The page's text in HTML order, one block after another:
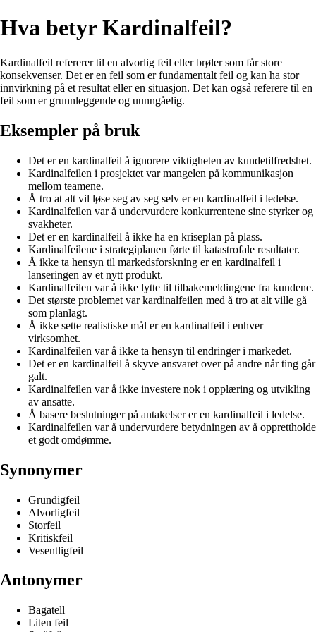
Hva betyr Kardinalfeil?
Kardinalfeil refererer til en alvorlig feil eller brøler som får store
konsekvenser. Det er en feil som er fundamentalt feil og kan ha stor
innvirkning på et resultat eller en situasjon. Det kan også referere til en
feil som er grunnleggende og uunngåelig.
Eksempler på bruk
Det er en kardinalfeil å ignorere viktigheten av kundetilfredshet.
Kardinalfeilen i prosjektet var mangelen på kommunikasjon
mellom teamene.
Å tro at alt vil løse seg av seg selv er en kardinalfeil i ledelse.
Kardinalfeilen var å undervurdere konkurrentene sine styrker og
svakheter.
Det er en kardinalfeil å ikke ha en kriseplan på plass.
Kardinalfeilene i strategiplanen førte til katastrofale resultater.
Å ikke ta hensyn til markedsforskning er en kardinalfeil i
lanseringen av et nytt produkt.
Kardinalfeilen var å ikke lytte til tilbakemeldingene fra kundene.
Det største problemet var kardinalfeilen med å tro at alt ville gå
som planlagt.
Å ikke sette realistiske mål er en kardinalfeil i enhver
virksomhet.
Kardinalfeilen var å ikke ta hensyn til endringer i markedet.
Det er en kardinalfeil å skyve ansvaret over på andre når ting går
galt.
Kardinalfeilen var å ikke investere nok i opplæring og utvikling
av ansatte.
Å basere beslutninger på antakelser er en kardinalfeil i ledelse.
Kardinalfeilen var å undervurdere betydningen av å opprettholde
et godt omdømme.
Synonymer
Grundigfeil
Alvorligfeil
Storfeil
Kritiskfeil
Vesentligfeil
Antonymer
Bagatell
Liten feil